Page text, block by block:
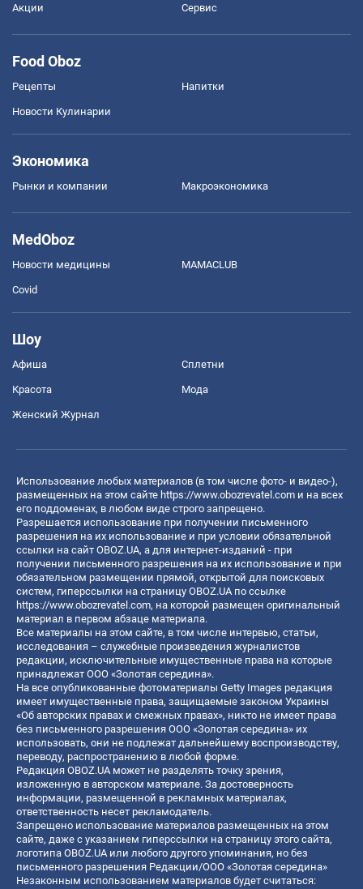
Акции Сервис
Food Oboz
Рецепты Напитки
Новости Кулинарии
Экономика
Рынки и компании Mакроэкономика
MedOboz
Новости медицины MAMACLUB
Covid
Шоу
Афиша Сплетни
Красота Мода
Женский Журнал
Использование любых материалов (в том числе фото- и видео-),
размещенных на этом сайте https://www.obozrevatel.com и на всех
его поддоменах, в любом виде строго запрещено.
Разрешается использование при получении письменного
разрешения на их использование и при условии обязательной
ссылки на сайт OBOZ.UA, а для интернет-изданий - при
получении письменного разрешения на их использование и при
обязательном размещении прямой, открытой для поисковых
систем, гиперссылки на страницу OBOZ.UA по ссылке
https://www.obozrevatel.com, на которой размещен оригинальный
материал в первом абзаце материала.
Все материалы на этом сайте, в том числе интервью, статьи,
исследования – служебные произведения журналистов
редакции, исключительные имущественные права на которые
принадлежат ООО «Золотая середина».
На все опубликованные фотоматериалы Getty Images редакция
имеет имущественные права, защищаемые законом Украины
«Об авторских правах и смежных правах», никто не имеет права
без письменного разрешения ООО «Золотая середина» их
использовать, они не подлежат дальнейшему воспроизводству,
переводу, распространению в любой форме.
Редакция OBOZ.UA может не разделять точку зрения,
изложенную в авторском материале. За достоверность
информации, размещенной в рекламных материалах,
ответственность несет рекламодатель.
Запрещено использование материалов размещенных на этом
сайте, даже с указанием гиперссылки на страницу этого сайта,
логотипа OBOZ.UA или любого другого упоминания, но без
письменного разрешения Редакции/ООО «Золотая середина»
Незаконным использованием материалов будет считаться: